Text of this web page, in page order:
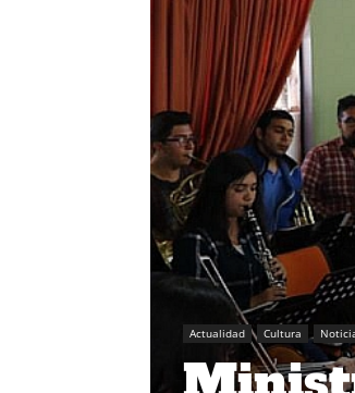
Actualidad Cultura